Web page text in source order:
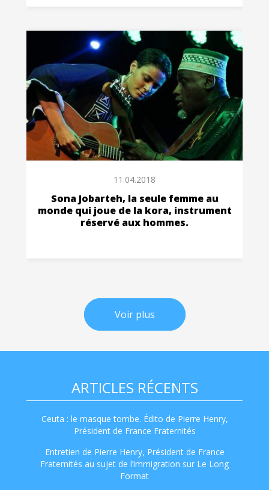
11.04.2018
Sona Jobarteh, la seule femme au
monde qui joue de la kora, instrument
réservé aux hommes.
Voir plus
ARTICLES RÉCENTS
Ceuta : le masque tombe. Édito de Pierre Henry,
Président de France Fraternités
Entretien de Pierre Henry, Président de France
Fraternités au sujet de l’immigration sur Le Long
Format